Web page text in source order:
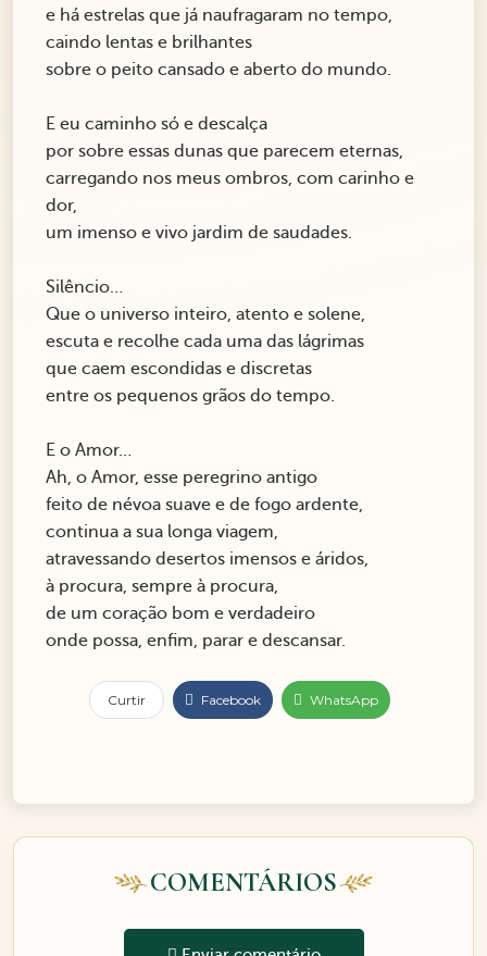
e há estrelas que já naufragaram no tempo,
caindo lentas e brilhantes
sobre o peito cansado e aberto do mundo.
E eu caminho só e descalça
por sobre essas dunas que parecem eternas,
carregando nos meus ombros, com carinho e
dor,
um imenso e vivo jardim de saudades.
Silêncio…
Que o universo inteiro, atento e solene,
escuta e recolhe cada uma das lágrimas
que caem escondidas e discretas
entre os pequenos grãos do tempo.
E o Amor…
Ah, o Amor, esse peregrino antigo
feito de névoa suave e de fogo ardente,
continua a sua longa viagem,
atravessando desertos imensos e áridos,
à procura, sempre à procura,
de um coração bom e verdadeiro
onde possa, enfim, parar e descansar.
Curtir Facebook WhatsApp
COMENTÁRIOS